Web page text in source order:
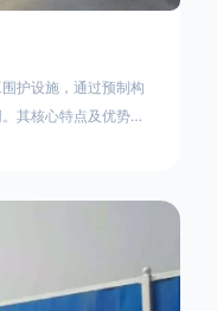
护设施，通过预制构
其核心特点及优势如
规格：通常为